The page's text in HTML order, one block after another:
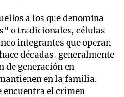
a los que denomina
o tradicionales, células
integrantes que operan
décadas, generalmente
de generación en
en la familia.
encuentra el crimen